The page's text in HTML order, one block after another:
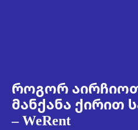
როგორ
მანქანა ქირით
– WeRent